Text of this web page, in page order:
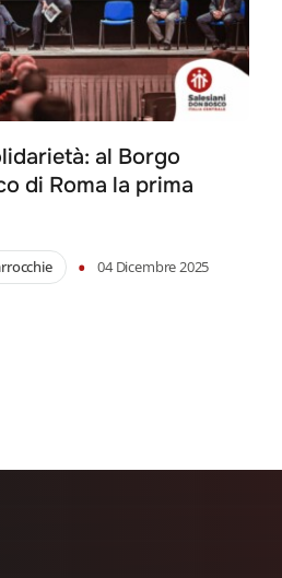
al Borgo
di Roma la prima
• 04 Dicembre 2025